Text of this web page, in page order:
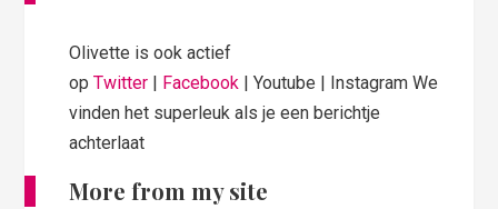
Olivette is ook actief
opTwitter | Facebook | Youtube | Instagram We
vinden het superleuk als je een berichtje
achterlaat
More from my site